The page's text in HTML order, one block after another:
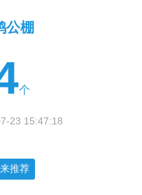
公棚
个
23 15:47:18
推荐